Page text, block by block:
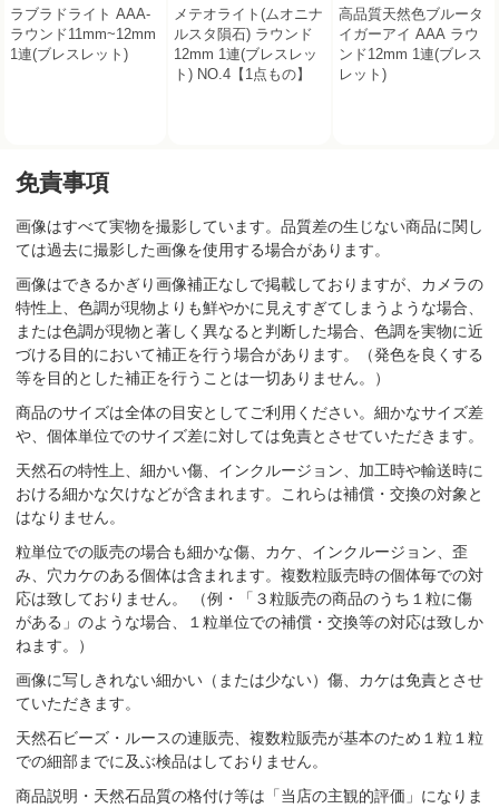
ラブラドライト AAA-
ラウンド11mm~12mm
1連(ブレスレット)
メテオライト(ムオニナ
ルスタ隕石) ラウンド
12mm 1連(ブレスレッ
ト) NO.4【1点もの】
高品質天然色ブルータ
イガーアイ AAA ラウ
ンド12mm 1連(ブレス
レット)
免責事項
画像はすべて実物を撮影しています。品質差の生じない商品に関し
ては過去に撮影した画像を使用する場合があります。
画像はできるかぎり画像補正なしで掲載しておりますが、カメラの
特性上、色調が現物よりも鮮やかに見えすぎてしまうような場合、
または色調が現物と著しく異なると判断した場合、色調を実物に近
づける目的において補正を行う場合があります。（発色を良くする
等を目的とした補正を行うことは一切ありません。）
商品のサイズは全体の目安としてご利用ください。細かなサイズ差
や、個体単位でのサイズ差に対しては免責とさせていただきます。
天然石の特性上、細かい傷、インクルージョン、加工時や輸送時に
おける細かな欠けなどが含まれます。これらは補償・交換の対象と
はなりません。
粒単位での販売の場合も細かな傷、カケ、インクルージョン、歪
み、穴カケのある個体は含まれます。複数粒販売時の個体毎での対
応は致しておりません。 （例・「３粒販売の商品のうち１粒に傷
がある」のような場合、１粒単位での補償・交換等の対応は致しか
ねます。）
画像に写しきれない細かい（または少ない）傷、カケは免責とさせ
ていただきます。
天然石ビーズ・ルースの連販売、複数粒販売が基本のため１粒１粒
での細部までに及ぶ検品はしておりません。
商品説明・天然石品質の格付け等は「当店の主観的評価」になりま